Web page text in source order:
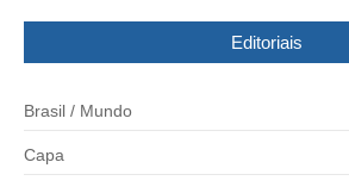
Editoriais
Brasil / Mundo
Capa